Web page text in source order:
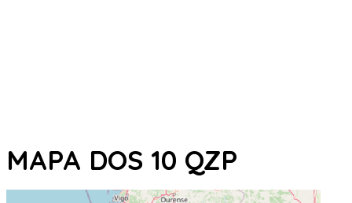
MAPA DOS 10 QZP